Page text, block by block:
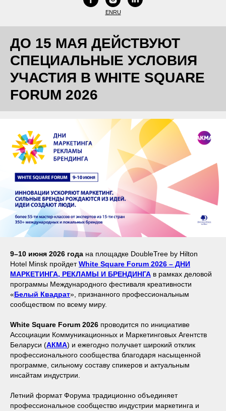
ENRU
ДО 15 МАЯ ДЕЙСТВУЮТ
СПЕЦИАЛЬНЫЕ УСЛОВИЯ
УЧАСТИЯ В WHITE SQUARE
FORUM 2026
9–10 июня 2026 года на площадке DoubleTree by Hilton
Hotel Minsk пройдетWhite Square Forum 2026 – ДНИ
МАРКЕТИНГА, РЕКЛАМЫ И БРЕНДИНГА в рамках деловой
программы Международного фестиваля креативности
«Белый Квадрат», признанного профессиональным
сообществом по всему миру.
White Square Forum 2026 проводится по инициативе
Ассоциации Коммуникационных и Маркетинговых Агентств
Беларуси (АКМА) и ежегодно получает широкий отклик
профессионального сообщества благодаря насыщенной
программе, сильному составу спикеров и актуальным
инсайтам индустрии.
Летний формат Форума традиционно объединяет
профессиональное сообщество индустрии маркетинга и